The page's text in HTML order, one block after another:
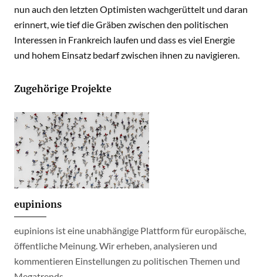
nun auch den letzten Optimisten wachgerüttelt und daran
erinnert, wie tief die Gräben zwischen den politischen
Interessen in Frankreich laufen und dass es viel Energie
und hohem Einsatz bedarf zwischen ihnen zu navigieren.
Zugehörige Projekte
eupinions
eupinions ist eine unabhängige Plattform für europäische,
öffentliche Meinung. Wir erheben, analysieren und
kommentieren Einstellungen zu politischen Themen und